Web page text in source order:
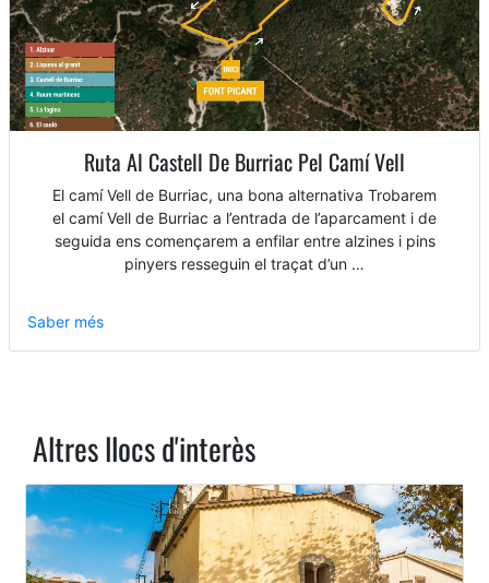
Ruta Al Castell De Burriac Pel Camí Vell
El camí Vell de Burriac, una bona alternativa Trobarem
el camí Vell de Burriac a l’entrada de l’aparcament i de
seguida ens començarem a enfilar entre alzines i pins
pinyers resseguin el traçat d’un …
Saber més
Altres llocs d'interès